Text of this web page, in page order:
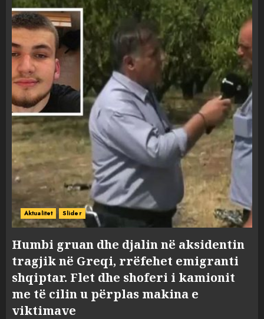
Aktualitet Slider
Humbi gruan dhe djalin në aksidentin
tragjik në Greqi, rrëfehet emigranti
shqiptar. Flet dhe shoferi i kamionit
me të cilin u përplas makina e
viktimave